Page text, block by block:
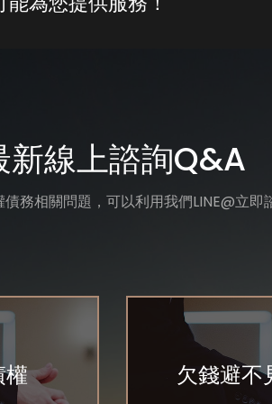
新線上諮詢Q&A
務相關問題，可以利用我們LINE@立即
權 欠錢避不